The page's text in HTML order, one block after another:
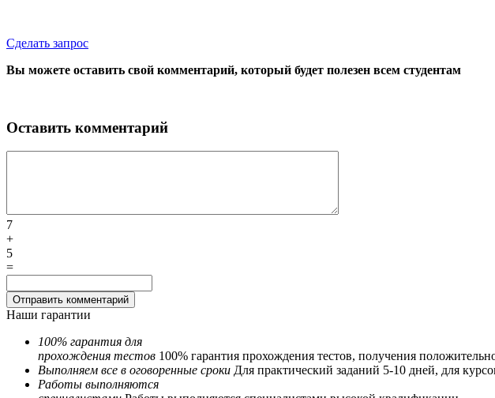
Сделать запрос
Вы можете оставить свой комментарий, который будет полезен всем студентам
Оставить комментарий
7
+
5
=
Наши гарантии
100% гарантия для
прохождения тестов 100% гарантия прохождения тестов, получения
Выполняем все в оговоренные сроки Для практический заданий 5-10 дней, для
Работы выполняются